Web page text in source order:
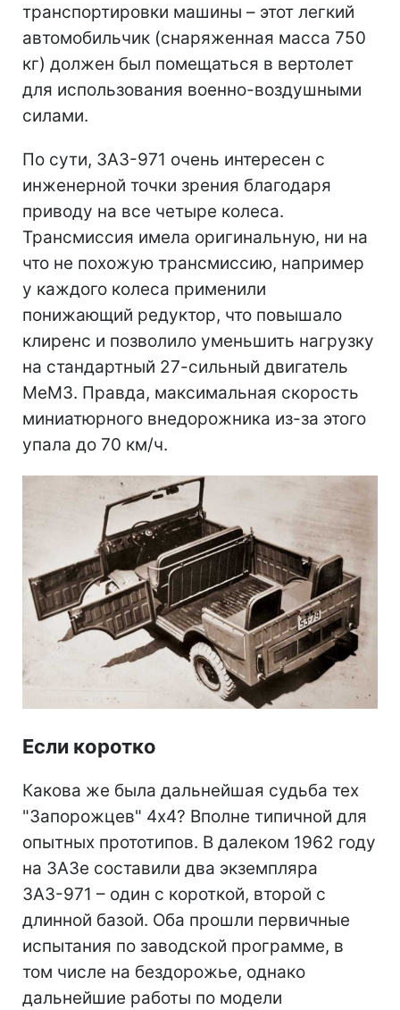
транспортировки машины – этот легкий
автомобильчик (снаряженная масса 750
кг) должен был помещаться в вертолет
для использования военно-воздушными
силами.
По сути, ЗАЗ-971 очень интересен с
инженерной точки зрения благодаря
приводу на все четыре колеса.
Трансмиссия имела оригинальную, ни на
что не похожую трансмиссию, например
у каждого колеса применили
понижающий редуктор, что повышало
клиренс и позволило уменьшить нагрузку
на стандартный 27-сильный двигатель
МеМЗ. Правда, максимальная скорость
миниатюрного внедорожника из-за этого
упала до 70 км/ч.
Если коротко
Какова же была дальнейшая судьба тех
"Запорожцев" 4х4? Вполне типичной для
опытных прототипов. В далеком 1962 году
на ЗАЗе составили два экземпляра
ЗАЗ-971 – один с короткой, второй с
длинной базой. Оба прошли первичные
испытания по заводской программе, в
том числе на бездорожье, однако
дальнейшие работы по модели